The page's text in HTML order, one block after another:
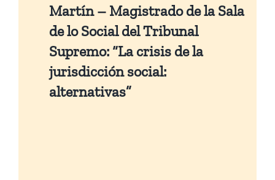
Martín – Magistrado de la Sala
de lo Social del Tribunal
Supremo: “La crisis de la
jurisdicción social:
alternativas”